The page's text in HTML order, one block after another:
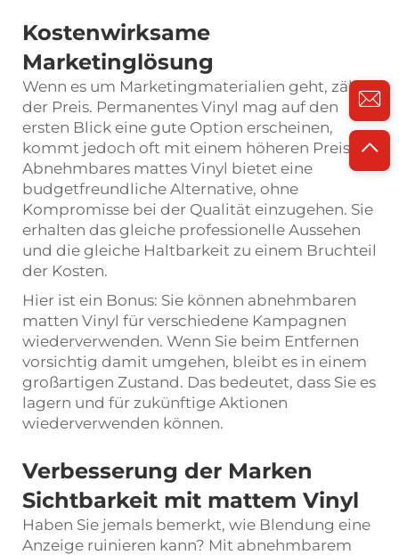
Kostenwirksame
Marketinglösung
Wenn es um Marketingmaterialien geht, zählt
der Preis. Permanentes Vinyl mag auf den
ersten Blick eine gute Option erscheinen,
kommt jedoch oft mit einem höheren Preis.
Abnehmbares mattes Vinyl bietet eine
budgetfreundliche Alternative, ohne
Kompromisse bei der Qualität einzugehen. Sie
erhalten das gleiche professionelle Aussehen
und die gleiche Haltbarkeit zu einem Bruchteil
der Kosten.
Hier ist ein Bonus: Sie können abnehmbaren
matten Vinyl für verschiedene Kampagnen
wiederverwenden. Wenn Sie beim Entfernen
vorsichtig damit umgehen, bleibt es in einem
großartigen Zustand. Das bedeutet, dass Sie es
lagern und für zukünftige Aktionen
wiederverwenden können.
Verbesserung der Marken
Sichtbarkeit mit mattem Vinyl
Haben Sie jemals bemerkt, wie Blendung eine
Anzeige ruinieren kann? Mit abnehmbarem